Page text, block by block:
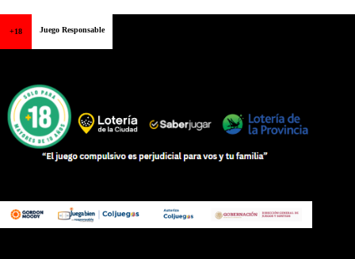
+18 Juego Responsable